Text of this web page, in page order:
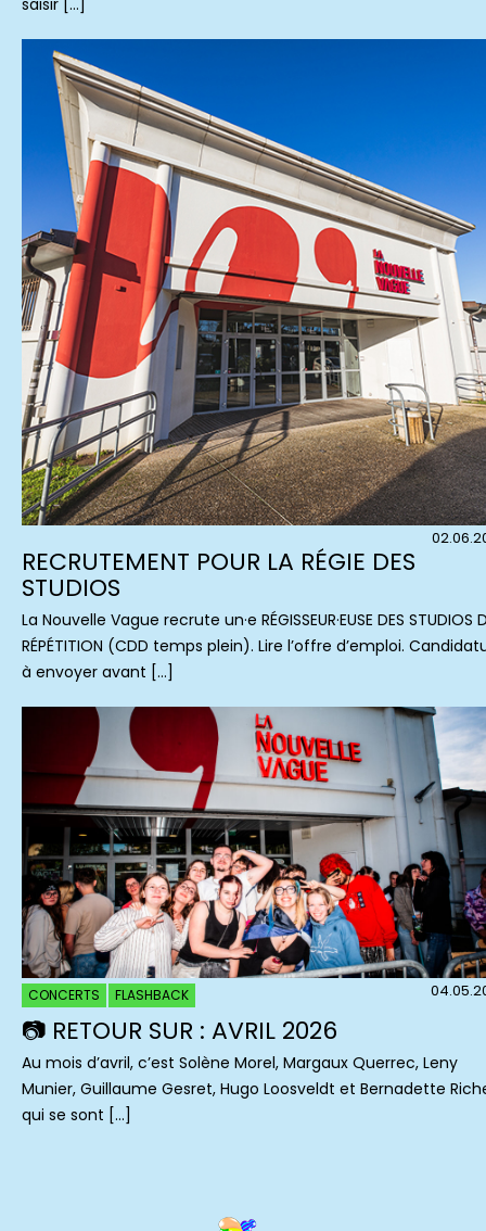
RECRUTEMENT POUR LA RÉGIE DES
STUDIOS
La Nouvelle Vague recrute un·e RÉGISSEUR·EUSE DES STUDIOS
RÉPÉTITION (CDD temps plein). Lire l’offre d’emploi.
à envoyer avant […]
CONCERTS FLASHBACK
📷 RETOUR SUR : AVRIL 2026
Au mois d’avril, c’est Solène Morel, Margaux Querrec, Leny
Munier, Guillaume Gesret, Hugo Loosveldt et Bernadette
qui se sont […]